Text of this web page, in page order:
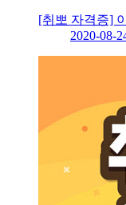
[취뽀 자격증]
2020-08-